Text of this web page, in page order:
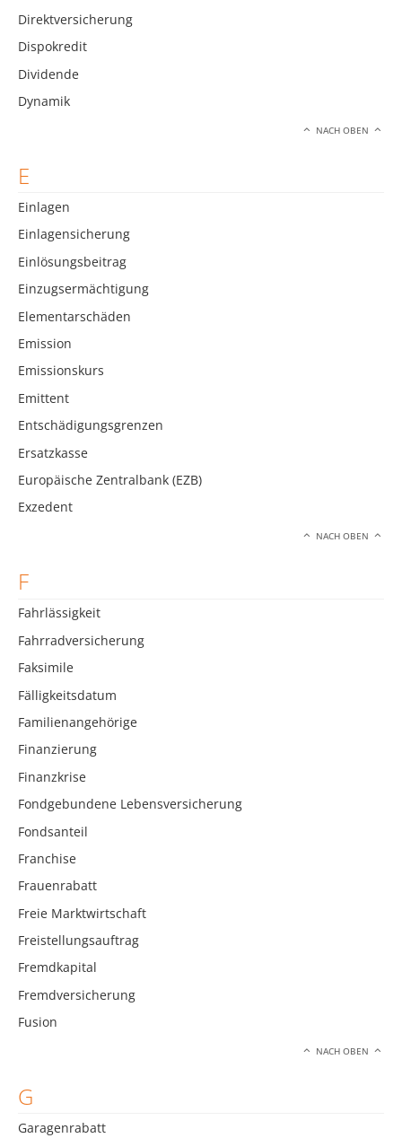
Direktversicherung
Dispokredit
Dividende
Dynamik
NACH OBEN
E
Einlagen
Einlagensicherung
Einlösungsbeitrag
Einzugsermächtigung
Elementarschäden
Emission
Emissionskurs
Emittent
Entschädigungsgrenzen
Ersatzkasse
Europäische Zentralbank (EZB)
Exzedent
NACH OBEN
F
Fahrlässigkeit
Fahrradversicherung
Faksimile
Fälligkeitsdatum
Familienangehörige
Finanzierung
Finanzkrise
Fondgebundene Lebensversicherung
Fondsanteil
Franchise
Frauenrabatt
Freie Marktwirtschaft
Freistellungsauftrag
Fremdkapital
Fremdversicherung
Fusion
NACH OBEN
G
Garagenrabatt